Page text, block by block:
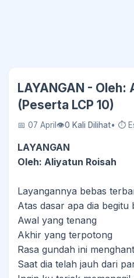
LAYANGAN - Oleh:
(Peserta LCP 10)
📅 07 April 👁0 Kali Dilihat• ⏱
LAYANGAN
Oleh: Aliyatun Roisah
Layangannya bebas
Atas dasar apa dia begitu
Awal yang tenang
Akhir yang terpotong
Rasa gundah ini
Saat dia telah jauh dari